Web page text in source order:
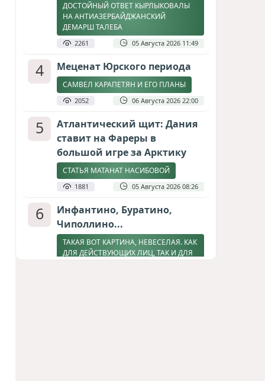
ДОСТОЙНЫЙ ОТВЕТ КЫРЛЫКОВАЛЫ
НА АНТИАЗЕРБАЙДЖАНСКИЙ
ДЕМАРШ ТАЛЕБА
2261 05 Августа 2026 11:49
4 Меценат Юрского периода
САМВЕЛ КАРАПЕТЯН И ЕГО ПЛАНЫ
2052 06 Августа 2026 22:00
5
Атлантический щит: Дания
ставит на Фареры в
большой игре за Арктику
СТАТЬЯ МАТАНАТ НАСИБОВОЙ
1881 05 Августа 2026 08:26
6
Инфантино, Буратино,
Чиполлино...
ТАКАЯ ВОТ КАРТИНА, НЕВЕСЕЛАЯ. КАК
ДЛЯ ДЕЙСТВУЮЩИХ ЛИЦ, ТАК И ДЛЯ